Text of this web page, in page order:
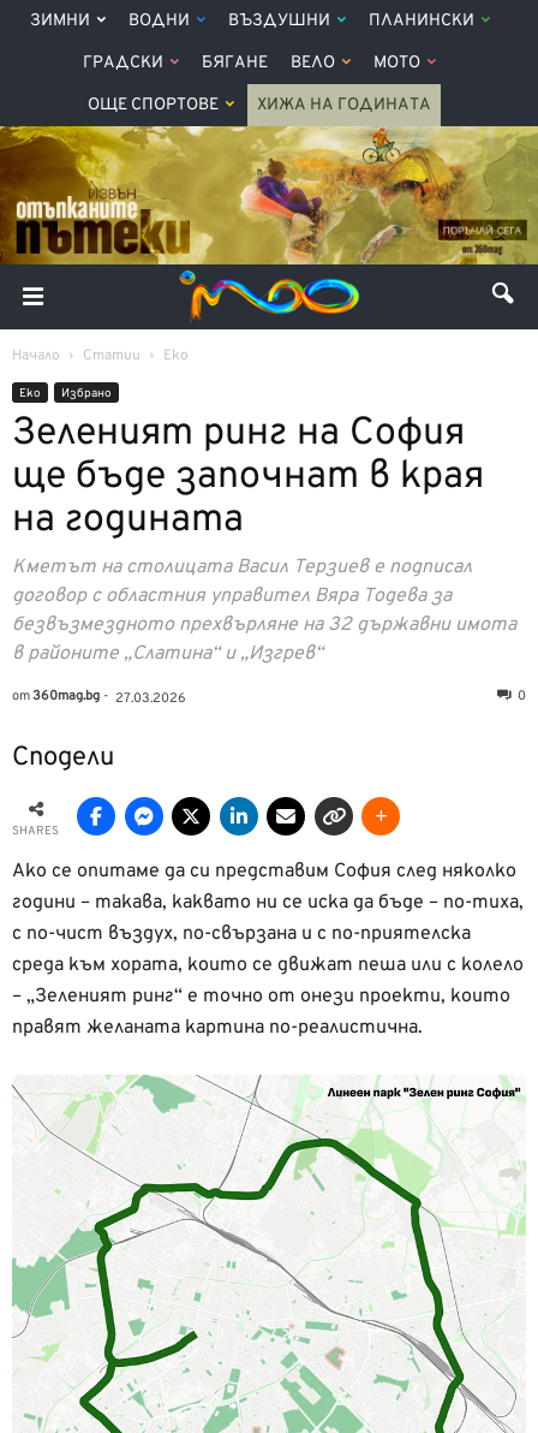
ЗИМНИ ВОДНИ ВЪЗДУШНИ ПЛАНИНСКИ
ГРАДСКИ БЯГАНЕ ВЕЛО МОТО
ОЩЕ СПОРТОВЕ ХИЖА НА ГОДИНАТА
Начало Статии Еко
Еко Избрано
Зеленият ринг на София
ще бъде започнат в края
на годината
Кметът на столицата Васил Терзиев е подписал
договор с областния управител Вяра Тодева за
безвъзмездното прехвърляне на 32 държавни имота
в районите „Слатина“ и „Изгрев“
от360mag.bg - 27.03.2026 0
Сподели
SHARES
Ако се опитаме да си представим София след няколко
години – такава, каквато ни се иска да бъде – по-тиха,
с по-чист въздух, по-свързана и с по-приятелска
среда към хората, които се движат пеша или с колело
– „Зеленият ринг“ е точно от онези проекти, които
правят желаната картина по-реалистична.